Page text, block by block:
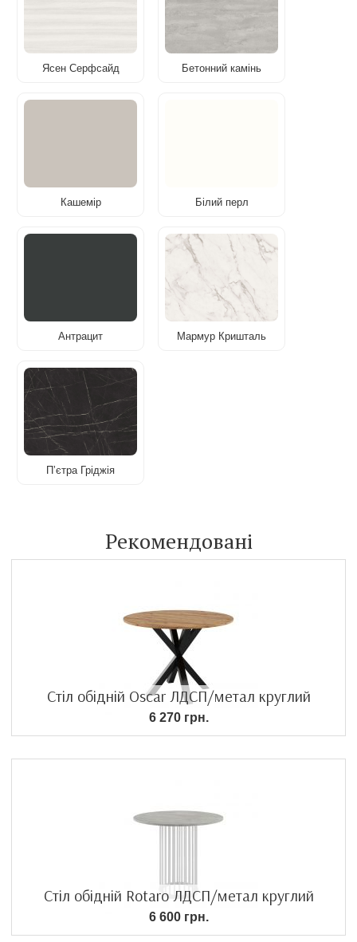
Ясен Серфсайд Бетонний камінь
Кашемір Білий перл
Антрацит Мармур Кришталь
Пʼєтра Гріджія
Рекомендовані
Стіл обідній Oscar ЛДСП/метал круглий
6 270 грн.
Стіл обідній Rotaro ЛДСП/метал круглий
6 600 грн.